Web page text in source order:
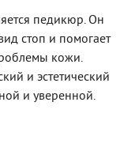
педикюр. Он
стоп и помогает
кожи.
и эстетический
и уверенной.